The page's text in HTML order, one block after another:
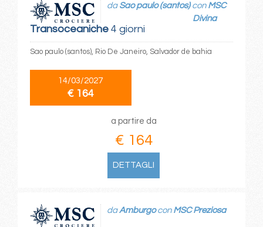
Transoceaniche4 giorni
da Sao paulo (santos)con MSC
Divina
Sao paulo (santos), Rio De Janeiro, Salvador de bahia
14/03/2027
€ 164
a partire da
€ 164
DETTAGLI
daAmburgocon MSC Preziosa